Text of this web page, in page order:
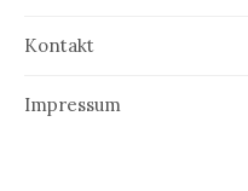
Kontakt
Impressum